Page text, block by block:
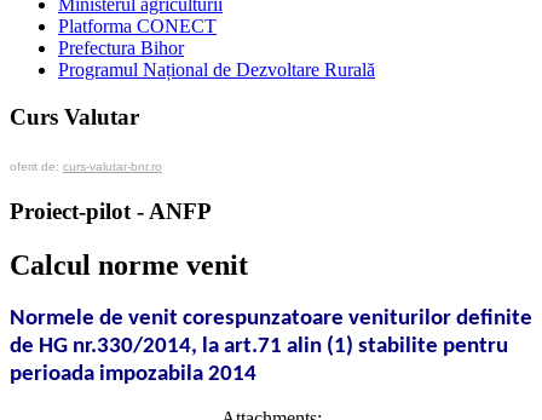
Ministerul agriculturii
Platforma CONECT
Prefectura Bihor
Programul Național de Dezvoltare Rurală
Curs Valutar
oferit de: curs-valutar-bnr.ro
Proiect-pilot - ANFP
Calcul norme venit
Normele de venit corespunzatoare veniturilor definite
de HG nr.330/2014, la art.71 alin (1) stabilite pentru
perioada impozabila 2014